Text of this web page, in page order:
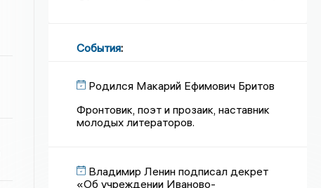
События:
Родился Макарий Ефимович Бритов
Фронтовик, поэт и прозаик, наставник
молодых литераторов.
Владимир Ленин подписал декрет
«Об учреждении Иваново-